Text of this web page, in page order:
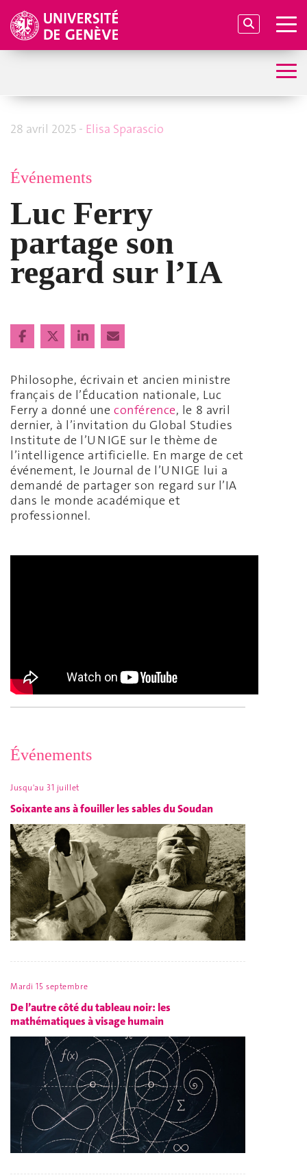
28 avril 2025 - Elisa Sparascio
Événements
Luc Ferry
partage son
regard sur l’IA
Philosophe, écrivain et ancien ministre
français de l’Éducation nationale, Luc
Ferry a donné uneconférence, le 8 avril
dernier, à l’invitation du Global Studies
Institute de l’UNIGE sur le thème de
l’intelligence artificielle. En marge de cet
événement, le Journal de l’UNIGE lui a
demandé de partager son regard sur l’IA
dans le monde académique et
professionnel.
Événements
Jusqu'au 31 juillet
Soixante ans à fouiller les sables du Soudan
Mardi 15 septembre
De l’autre côté du tableau noir: les
mathématiques à visage humain